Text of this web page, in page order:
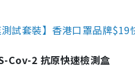
試套裝】香港口罩品牌
2 抗原快速檢測盒